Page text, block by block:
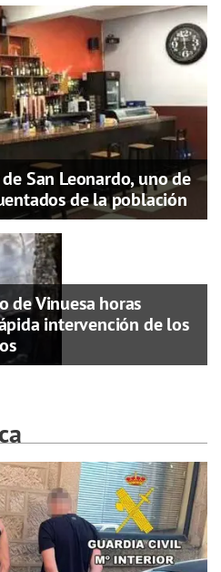
San Leonardo, uno de
de la población
de Vinuesa horas
intervención de los